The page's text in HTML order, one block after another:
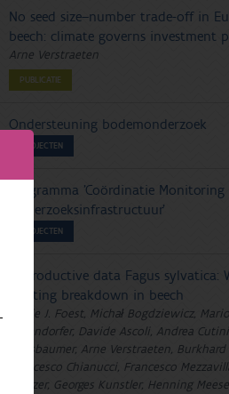
No seed size–number trade-off in
beech: climate governs investment
Arne Verstraeten
PUBLICATIE
Ondersteuning bodemonderzoek
PROJECTEN
Programma 'Coördinatie Monitoring
Onderzoeksinfrastructuur'
PROJECTEN
Reproductive data Fagus sylvatica:
masting breakdown in beech
Jessie J. Foest, Michał Bogdziewicz,
Pesendorfer, Davide Ascoli, Andrea
Nussbaumer, Arne Verstraeten,
Francesco Chianucci, Francesco
Gratzer, Georges Kunstler, Henning